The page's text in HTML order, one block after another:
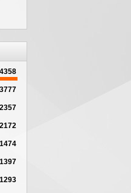
4358
3777
2357
2172
1474
1397
1293